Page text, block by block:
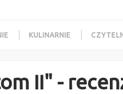
KULINARNIE
II" -